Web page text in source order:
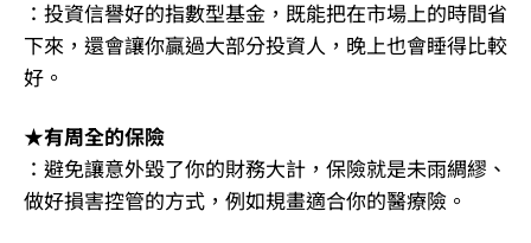
：投資信譽好的指數型基金，既能把在市場上的時間省
下來，還會讓你贏過大部分投資人，晚上也會睡得比較
好。
★有周全的保險
：避免讓意外毀了你的財務大計，保險就是未雨綢繆、
做好損害控管的方式，例如規畫適合你的醫療險。